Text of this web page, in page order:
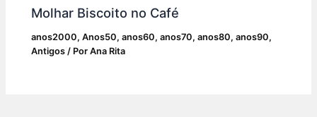
Molhar Biscoito no Café
anos2000,Anos50,anos60,anos70,anos80,anos90,
Antigos / PorAna Rita